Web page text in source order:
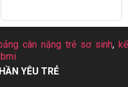
cân nặng trẻ sơ sinh,kể
YÊU TRẺ